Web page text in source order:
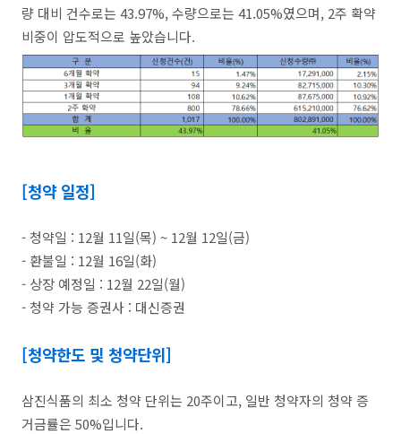
량 대비 건수로는 43.97%, 수량으로는 41.05%였으며, 2주 확약
비중이 압도적으로 높았습니다.
[청약 일정]
- 청약일 : 12월 11일(목) ~ 12월 12일(금)
- 환불일 : 12월 16일(화)
- 상장 예정일 : 12월 22일(월)
- 청약 가능 증권사 : 대신증권
[청약한도 및 청약단위]
삼진식품의 최소 청약 단위는 20주이고, 일반 청약자의 청약 증
거금률은 50%입니다.